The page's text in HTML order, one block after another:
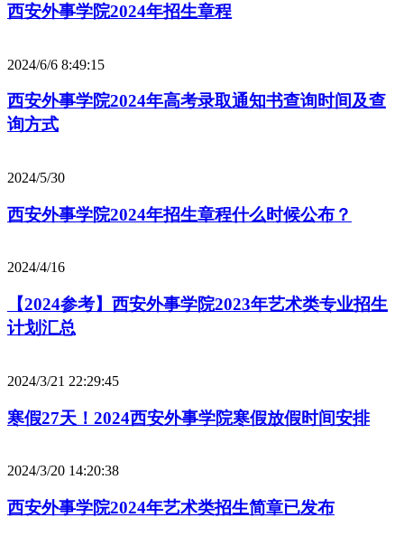
西安外事学院2024年招生章程
2024/6/6 8:49:15
西安外事学院2024年高考录取通知书查询时间及查
询方式
2024/5/30
西安外事学院2024年招生章程什么时候公布？
2024/4/16
【2024参考】西安外事学院2023年艺术类专业招生
计划汇总
2024/3/21 22:29:45
寒假27天！2024西安外事学院寒假放假时间安排
2024/3/20 14:20:38
西安外事学院2024年艺术类招生简章已发布